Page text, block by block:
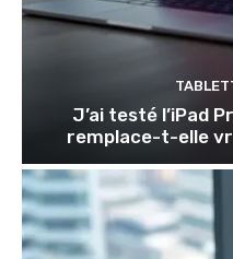
J’ai testé l’iPad
remplace-t-elle